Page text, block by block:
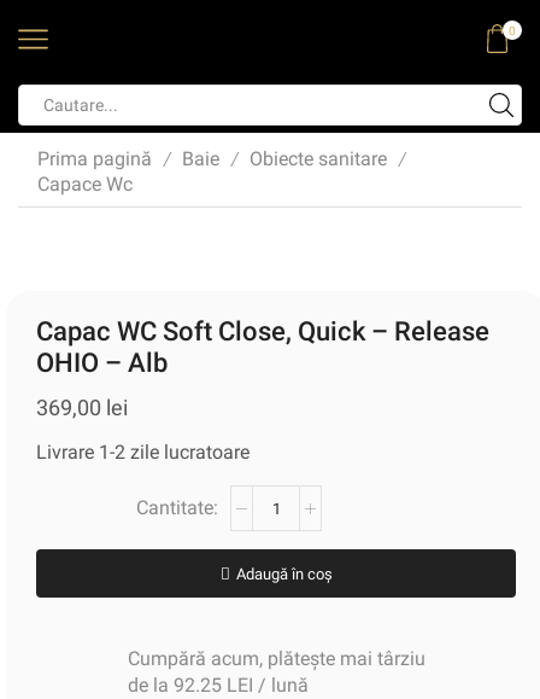
0
Prima pagină / Baie / Obiecte sanitare /
Capace Wc
Capac WC Soft Close, Quick – Release
OHIO – Alb
369,00 lei
Livrare 1-2 zile lucratoare
Adaugă în coș
Cumpără acum, plătește mai târziu
de la 92.25 LEI / lună